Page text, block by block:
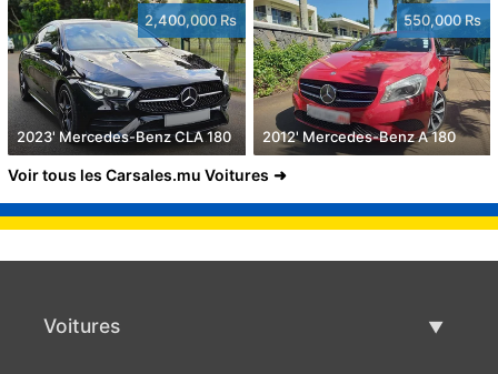
2,400,000 Rs
2023' Mercedes-Benz CLA 180
550,000 Rs
2012' Mercedes-Benz A 180
Voir tous les Carsales.mu Voitures
Voitures